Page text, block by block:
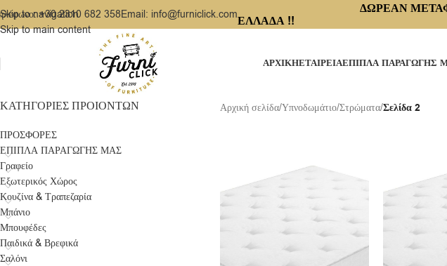
Skip to navigation
Skip to main content
+30 2310 682 358Email: info@furniclick.com
ΔΩΡΕΑΝ
ΕΛΛΑΔΑ !!
ΑΡΧΙΚΗΕΤΑΙΡΕΙΑΕΠΙΠΛΑ ΠΑΡΑΓΩΓΗΣ
ΚΑΤΗΓΟΡΙΕΣ ΠΡΟΙΟΝΤΩΝ
ΠΡΟΣΦΟΡΕΣ
ΕΠΙΠΛΑ ΠΑΡΑΓΩΓΗΣ ΜΑΣ
Γραφείο
Εξωτερικός Χώρος
Κουζίνα & Τραπεζαρία
Μπάνιο
Μπουφέδες
Παιδικά & Βρεφικά
Σαλόνι
Αρχική σελίδα/Υπνοδωμάτιο/Στρώματα/Σελίδα 2